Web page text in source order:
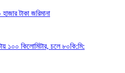
টাকা জরিমানা
১০০ কিলোমিটার, চলে ৮০কি:মি: